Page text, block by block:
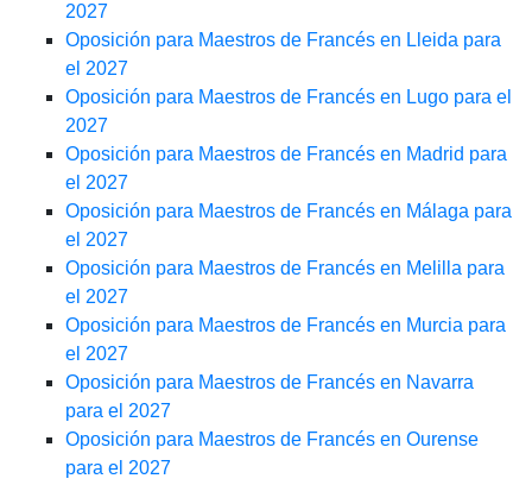
2027
Oposición para Maestros de Francés en Lleida para
el 2027
Oposición para Maestros de Francés en Lugo para el
2027
Oposición para Maestros de Francés en Madrid para
el 2027
Oposición para Maestros de Francés en Málaga para
el 2027
Oposición para Maestros de Francés en Melilla para
el 2027
Oposición para Maestros de Francés en Murcia para
el 2027
Oposición para Maestros de Francés en Navarra
para el 2027
Oposición para Maestros de Francés en Ourense
para el 2027